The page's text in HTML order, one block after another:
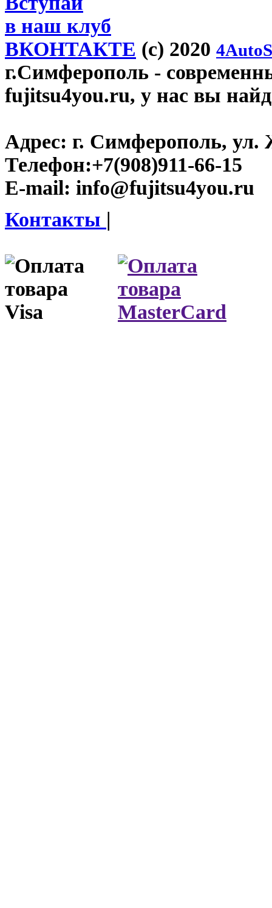
в наш клуб
ВКОНТАКТЕ (c) 2020
г.Симферополь -
fujitsu4you.ru, у нас вы
Адрес: г. Симферополь, ул.
Телефон:+7(908)911-66-15
E-mail: info@fujitsu4you.ru
Контакты |